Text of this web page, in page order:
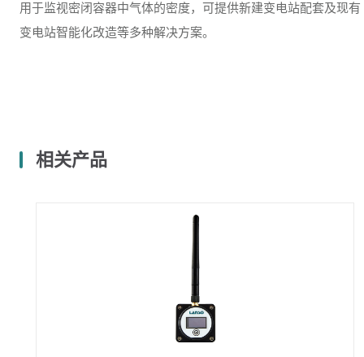
用于监视密闭容器中气体的密度，可提供新建变电站配套及现有
变电站智能化改造等多种解决方案。
相关产品